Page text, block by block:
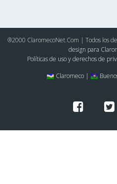
®2000 ClaromecoNet.Com | Todos los
design para
Políticas de uso y derechos de
Claromeco |